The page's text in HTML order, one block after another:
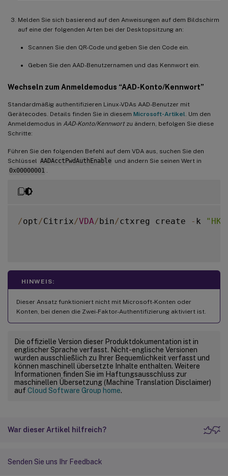
Melden Sie sich basierend auf den Anweisungen auf dem Bildschirm
auf eine der folgenden Arten bei der Desktopsitzung an:
Scannen Sie den QR-Code und geben Sie den Code ein.
Geben Sie den AAD-Benutzernamen und das Kennwort ein.
Wechseln zum Anmeldemodus “AAD-Konto/Kennwort”
Standardmäßig authentifizieren Linux-VDAs AAD-Benutzer mit
Gerätecodes. Details finden Sie in diesem Microsoft-Artikel. Um den
Anmeldemodus in AAD-Konto/Kennwortzu ändern, befolgen Sie diese
Schritte:
Führen Sie den folgenden Befehl auf dem VDA aus, suchen Sie den
Schlüssel AADAcctPwdAuthEnable und ändern Sie seinen Wert in
0x00000001 .
/opt/Citrix/VDA/ bin/ctxreg create - k
HINWEIS:
Dieser Ansatz funktioniert nicht mit Microsoft-Konten oder
Konten, bei denen die Zwei-Faktor-Authentifizierung aktiviert ist.
Die offizielle Version dieser Produktdokumentation ist in
englischer Sprache verfasst. Nicht-englische Versionen
wurden ausschließlich zu Ihrer Bequemlichkeit verfasst und
können maschinell übersetzte Inhalte enthalten. Weitere
Informationen finden Sie im Haftungsausschluss zur
maschinellen Übersetzung (Machine Translation Disclaimer)
auf Cloud Software Group home.
War dieser Artikel hilfreich?
Senden Sie uns Ihr Feedback